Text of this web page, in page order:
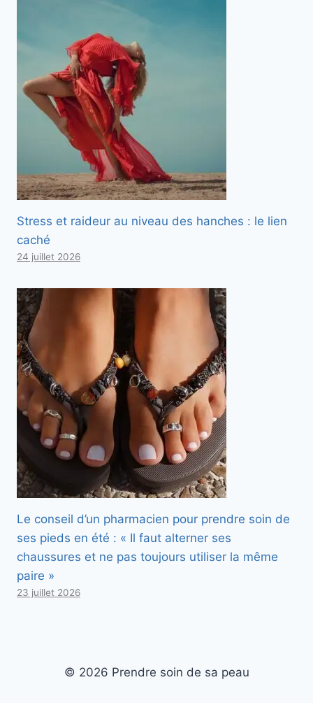
Stress et raideur au niveau des hanches : le lien
caché
24 juillet 2026
Le conseil d’un pharmacien pour prendre soin de
ses pieds en été : « Il faut alterner ses
chaussures et ne pas toujours utiliser la même
paire »
23 juillet 2026
© 2026 Prendre soin de sa peau